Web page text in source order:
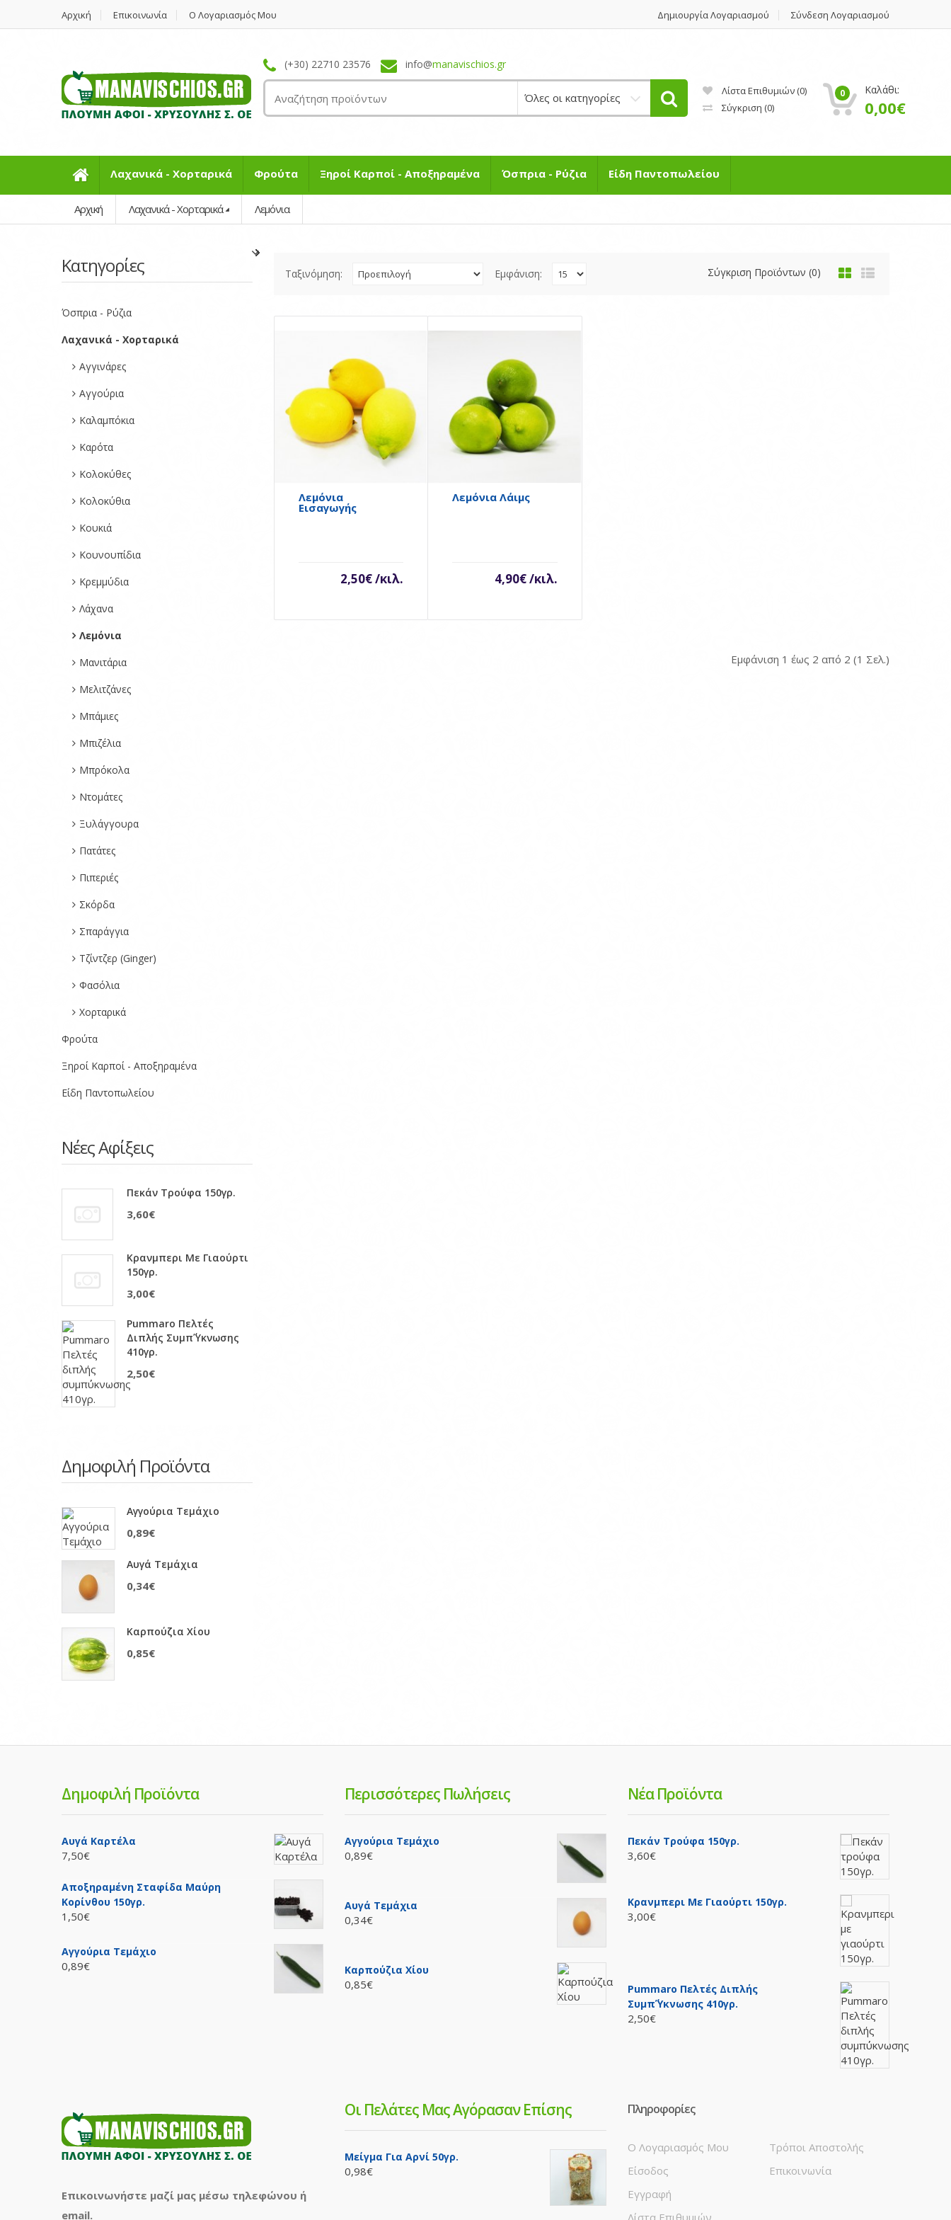
Αρχική Επικοινωνία Ο Λογαριασμός Μου Δημιουργία Λογαριασμού Σύνδεση Λογαριασμού
(+30) 22710 23576 info@manavischios.gr
Λίστα Επιθυμιών (0)
Σύγκριση (0)
0 Καλάθι:
0,00€
Λαχανικά - Χορταρικά Φρούτα Ξηροί Καρποί - Αποξηραμένα Όσπρια - Ρύζια Είδη Παντοπωλείου
Αρχική Λαχανικά - Χορταρικά Λεμόνια
Κατηγορίες
Όσπρια - Ρύζια
Λαχανικά - Χορταρικά
Αγγινάρες
Αγγούρια
Καλαμπόκια
Καρότα
Κολοκύθες
Κολοκύθια
Κουκιά
Κουνουπίδια
Κρεμμύδια
Λάχανα
Λεμόνια
Μανιτάρια
Μελιτζάνες
Μπάμιες
Μπιζέλια
Μπρόκολα
Ντομάτες
Ξυλάγγουρα
Πατάτες
Πιπεριές
Σκόρδα
Σπαράγγια
Τζίντζερ (Ginger)
Φασόλια
Χορταρικά
Φρούτα
Ξηροί Καρποί - Αποξηραμένα
Είδη Παντοπωλείου
Νέες Αφίξεις
Πεκάν Τρούφα 150γρ.
3,60€
Κρανμπερι Με Γιαούρτι
150γρ.
3,00€
Pummaro Πελτές
Διπλής Συμπ΄ύκνωσης
410γρ.
2,50€
Δημοφιλή Προϊόντα
Αγγούρια Τεμάχιο
0,89€
Αυγά Τεμάχια
0,34€
Καρπούζια Χίου
0,85€
Σύγκριση Προϊόντων (0)
Ταξινόμηση: Εμφάνιση:
επιθυμιών
Λεμόνια
Εισαγωγής
2,50€ /κιλ.
Λεμόνια Λάιμς
4,90€ /κιλ.
Εμφάνιση 1 έως 2 από 2 (1 Σελ.)
Δημοφιλή Προϊόντα
Αυγά Καρτέλα
7,50€
Αποξηραμένη Σταφίδα Μαύρη
Κορίνθου 150γρ.
1,50€
Αγγούρια Τεμάχιο
0,89€
Περισσότερες Πωλήσεις
Αγγούρια Τεμάχιο
0,89€
Αυγά Τεμάχια
0,34€
Καρπούζια Χίου
0,85€
Νέα Προϊόντα
Πεκάν Τρούφα 150γρ.
3,60€
Κρανμπερι Με Γιαούρτι 150γρ.
3,00€
Pummaro Πελτές Διπλής
Συμπ΄ύκνωσης 410γρ.
2,50€
Επικοινωνήστε μαζί μας μέσω τηλεφώνου ή
email.
Οι Πελάτες Μας Αγόρασαν Επίσης
Μείγμα Για Αρνί 50γρ.
0,98€
Πληροφορίες
Ο Λογαριασμός Μου
Είσοδος
Εγγραφή
Λίστα Επιθυμιών
Τρόποι Αποστολής
Επικοινωνία